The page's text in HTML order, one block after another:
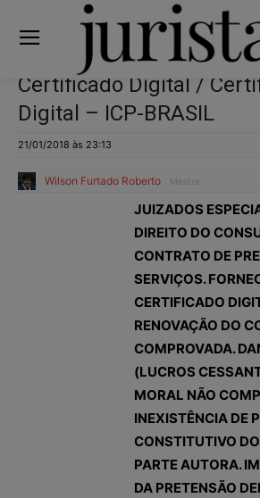
Certificado Digital /
Digital – ICP-BRASIL
21/01/2018 às 23:13
Wilson Furtado Roberto Mestre
JUIZADOS
DIREITO DO
CONTRATO DE
SERVIÇOS.
CERTIFICADO
RENOVAÇÃO DO
COMPROVADA.
(LUCROS
MORAL NÃO
INEXISTÊNCIA DE
CONSTITUTIVO
PARTE AUTORA.
DA PRETENSÃO